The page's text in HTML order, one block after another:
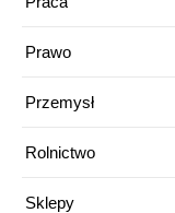
Prawo
Przemysł
Rolnictwo
Sklepy